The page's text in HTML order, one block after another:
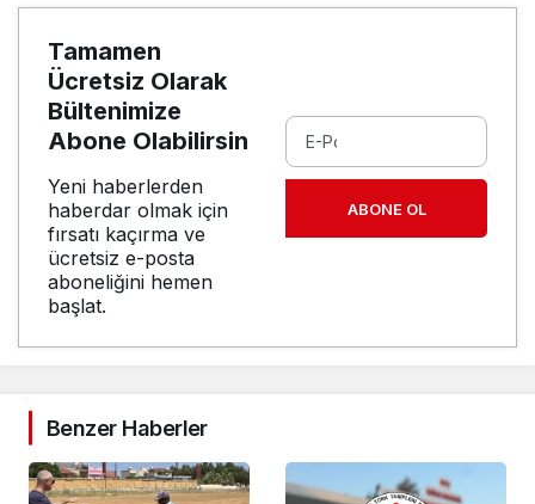
Tamamen
Ücretsiz Olarak
Bültenimize
Abone Olabilirsin
Yeni haberlerden
haberdar olmak için
fırsatı kaçırma ve
ücretsiz e-posta
aboneliğini hemen
başlat.
ABONE OL
Benzer Haberler